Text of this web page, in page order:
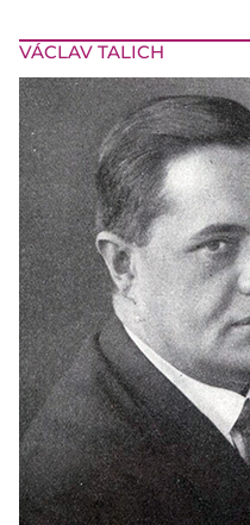
VÁCLAV TALICH